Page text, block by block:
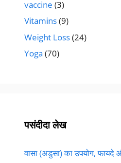
vaccine (3)
Vitamins(9)
Weight Loss(24)
Yoga (70)
पसंदीदा लेख
वासा (अडुसा) का उपयोग,